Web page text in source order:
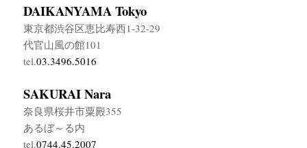
DAIKANYAMA Tokyo
東京都渋谷区恵比寿西1-32-29
代官山風の館101
tel.03.3496.5016
SAKURAI Nara
奈良県桜井市粟殿355
あるぼ～る内
tel.0744.45.2007